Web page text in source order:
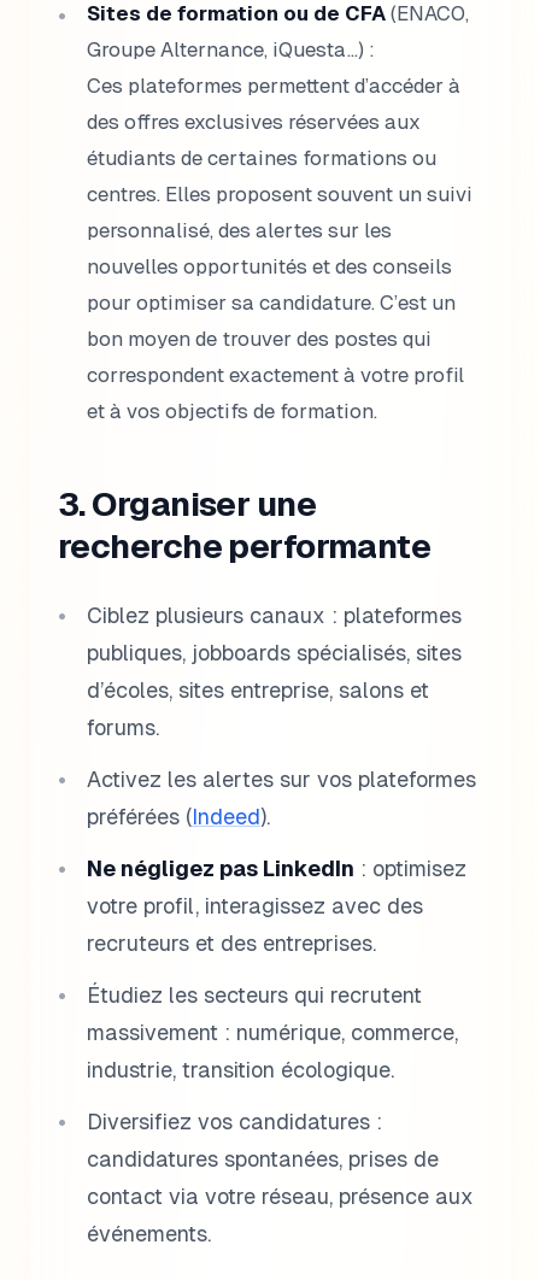
Sites de formation ou de CFA (ENACO,
Groupe Alternance, iQuesta…) :
Ces plateformes permettent d’accéder à
des offres exclusives réservées aux
étudiants de certaines formations ou
centres. Elles proposent souvent un suivi
personnalisé, des alertes sur les
nouvelles opportunités et des conseils
pour optimiser sa candidature. C’est un
bon moyen de trouver des postes qui
correspondent exactement à votre profil
et à vos objectifs de formation.
3. Organiser une
recherche performante
Ciblez plusieurs canaux : plateformes
publiques, jobboards spécialisés, sites
d’écoles, sites entreprise, salons et
forums.
Activez les alertes sur vos plateformes
préférées (Indeed).
Ne négligez pas LinkedIn : optimisez
votre profil, interagissez avec des
recruteurs et des entreprises.
Étudiez les secteurs qui recrutent
massivement : numérique, commerce,
industrie, transition écologique.
Diversifiez vos candidatures :
candidatures spontanées, prises de
contact via votre réseau, présence aux
événements.